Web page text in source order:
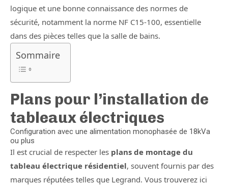
logique et une bonne connaissance des normes de
sécurité, notamment la norme NF C15-100, essentielle
dans des pièces telles que la salle de bains.
Sommaire
Plans pour l’installation de
tableaux électriques
Configuration avec une alimentation monophasée de 18kVa
ou plus
Il est crucial de respecter les plans de montage du
tableau électrique résidentiel, souvent fournis par des
marques réputées telles que Legrand. Vous trouverez ici